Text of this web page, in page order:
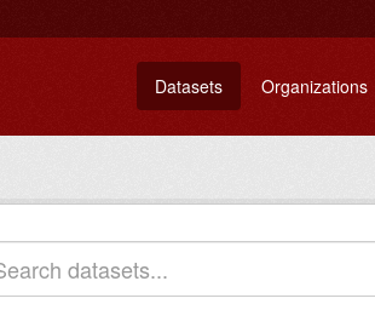
Datasets Organizations